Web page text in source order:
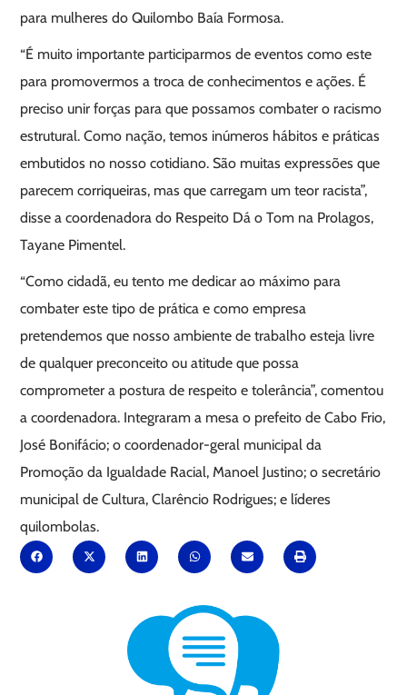
para mulheres do Quilombo Baía Formosa.
“É muito importante participarmos de eventos como este
para promovermos a troca de conhecimentos e ações. É
preciso unir forças para que possamos combater o racismo
estrutural. Como nação, temos inúmeros hábitos e práticas
embutidos no nosso cotidiano. São muitas expressões que
parecem corriqueiras, mas que carregam um teor racista”,
disse a coordenadora do Respeito Dá o Tom na Prolagos,
Tayane Pimentel.
“Como cidadã, eu tento me dedicar ao máximo para
combater este tipo de prática e como empresa
pretendemos que nosso ambiente de trabalho esteja livre
de qualquer preconceito ou atitude que possa
comprometer a postura de respeito e tolerância”, comentou
a coordenadora. Integraram a mesa o prefeito de Cabo Frio,
José Bonifácio; o coordenador-geral municipal da
Promoção da Igualdade Racial, Manoel Justino; o secretário
municipal de Cultura, Clarêncio Rodrigues; e líderes
quilombolas.